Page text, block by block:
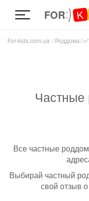
FOR K
For-kids.com.ua Роддома
Частные
Все частные
Выбирай частный
свой отзыв